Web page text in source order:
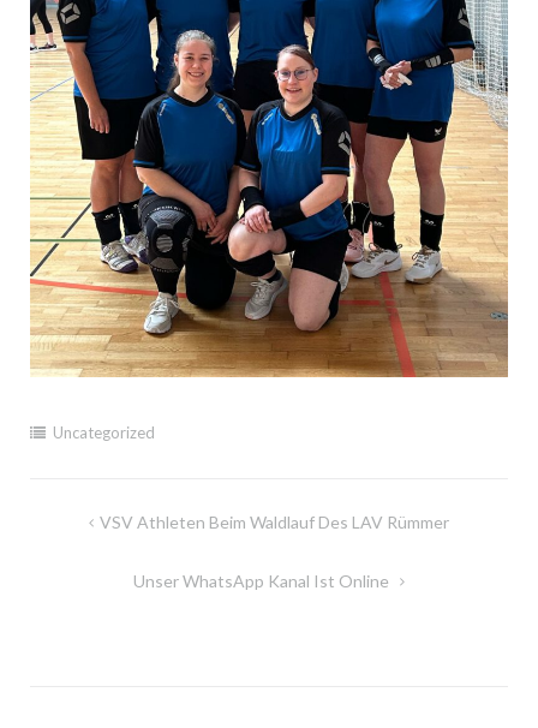
Uncategorized
Beitragsnavigation
VSV Athleten Beim Waldlauf Des LAV Rümmer
Unser WhatsApp Kanal Ist Online